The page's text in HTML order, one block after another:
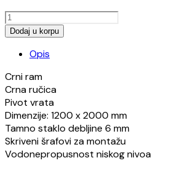
PARAVAN
CONCEPT
BLACK
6mm
količina
Dodaj u korpu
Opis
Crni ram
Crna ručica
Pivot vrata
Dimenzije: 1200 x 2000 mm
Tamno staklo debljine 6 mm
Skriveni šrafovi za montažu
Vodonepropusnost niskog nivoa